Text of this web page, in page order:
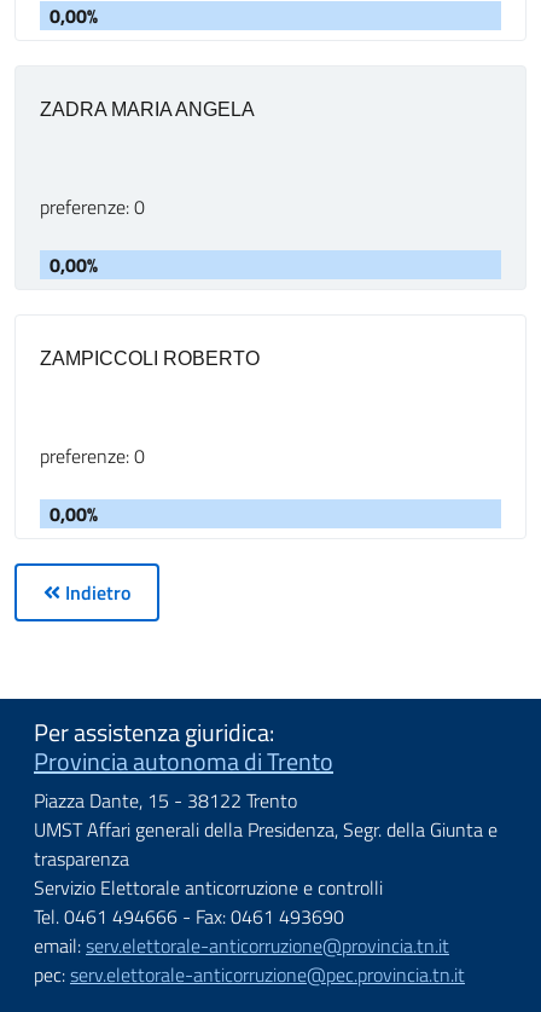
0,00%
ZADRA MARIA ANGELA
preferenze: 0
0,00%
ZAMPICCOLI ROBERTO
preferenze: 0
0,00%
Indietro
Per assistenza giuridica:
Provincia autonoma di Trento
Piazza Dante, 15 - 38122 Trento
UMST Affari generali della Presidenza, Segr. della Giunta e
trasparenza
Servizio Elettorale anticorruzione e controlli
Tel. 0461 494666 - Fax: 0461 493690
email:serv.elettorale-anticorruzione@provincia.tn.it
pec:serv.elettorale-anticorruzione@pec.provincia.tn.it